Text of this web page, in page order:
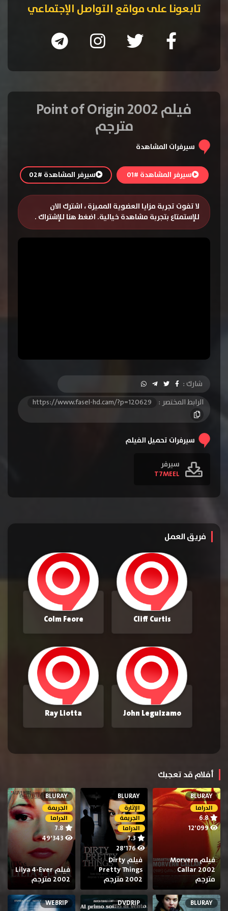
تابعونا على مواقع التواصل الإجتماعي
فيلم Point of Origin 2002
مترجم
سيرفرات المشاهدة
سيرفر المشاهدة #01 سيرفر المشاهدة #02
لا تفوت تجربة مزايا العضوية المميزة ، اشترك الان
للإستمتاع بتجربة مشاهدة خيالية. اضغط هنا للإشتراك .
شارك :
الرابط المختصر :
https://www.fasel-hd.cam/?p=120629
سيرفرات تحميل الفيلم
سيرفر
T7MEEL
فريق العمل
Cliff Curtis
Colm Feore
John Leguizamo
Ray Liotta
أفلام قد تعجبك
BLURAY
الدراما
6.8
12٬099
فيلم Morvern
Callar 2002
مترجم
BLURAY
الإثارة
الجريمة
الدراما
7.3
28٬176
فيلم Dirty
Pretty Things
2002 مترجم
BLURAY
الجريمة
الدراما
49٬343
فيلم Lilya 4-Ever
2002 مترجم
BLURAY
DVDRIP
WEBRIP